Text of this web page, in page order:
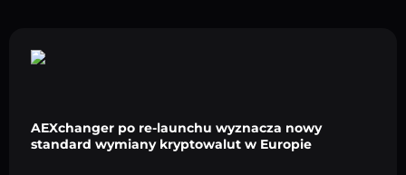
AEXchanger po re-launchu wyznacza nowy
standard wymiany kryptowalut w Europie